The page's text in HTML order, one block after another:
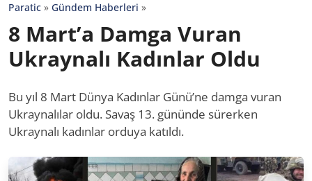
Paratic » Gündem Haberleri »
8 Mart’a Damga Vuran
Ukraynalı Kadınlar Oldu
Bu yıl 8 Mart Dünya Kadınlar Günü’ne damga vuran
Ukraynalılar oldu. Savaş 13. gününde sürerken
Ukraynalı kadınlar orduya katıldı.